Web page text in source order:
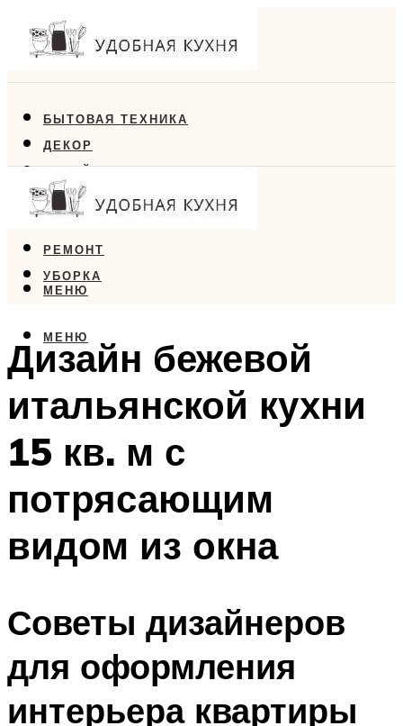
БЫТОВАЯ ТЕХНИКА
ДЕКОР
ДИЗАЙН
ЕДА
РЕМОНТ
УБОРКА
МЕНЮ
МЕНЮ
Дизайн бежевой
итальянской кухни
15 кв. м с
потрясающим
видом из окна
Советы дизайнеров
для оформления
интерьера квартиры